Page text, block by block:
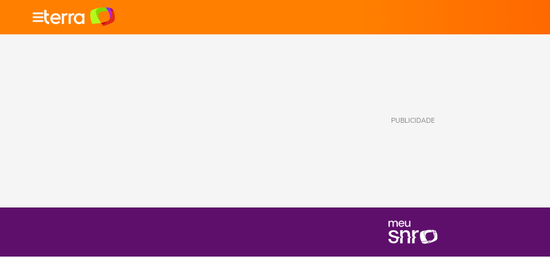
PUBLICIDADE